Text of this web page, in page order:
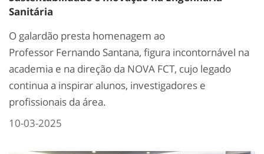
Sanitária
O galardão presta homenagem ao
Professor Fernando Santana, figura incontornável na
academia e na direção da NOVA FCT, cujo legado
continua a inspirar alunos, investigadores e
profissionais da área.
10-03-2025